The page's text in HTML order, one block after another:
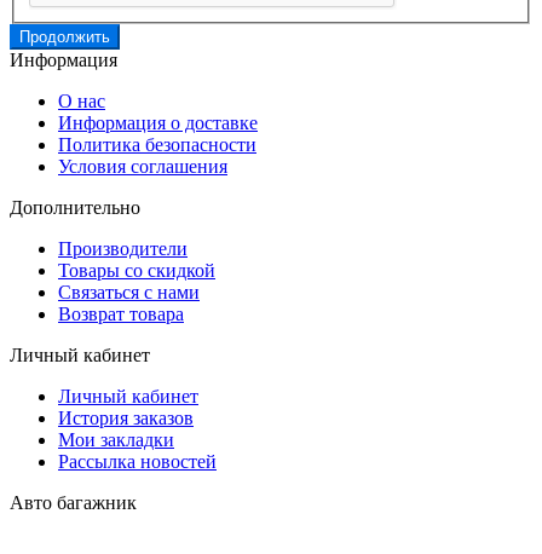
Продолжить
Информация
О нас
Информация о доставке
Политика безопасности
Условия соглашения
Дополнительно
Производители
Товары со скидкой
Связаться с нами
Возврат товара
Личный кабинет
Личный кабинет
История заказов
Мои закладки
Рассылка новостей
Авто багажник